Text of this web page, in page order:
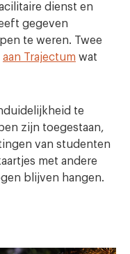
dienst en
gegeven
te weren. Twee
aan Trajectum wat
te
zijn toegestaan,
van studenten
met andere
blijven hangen.